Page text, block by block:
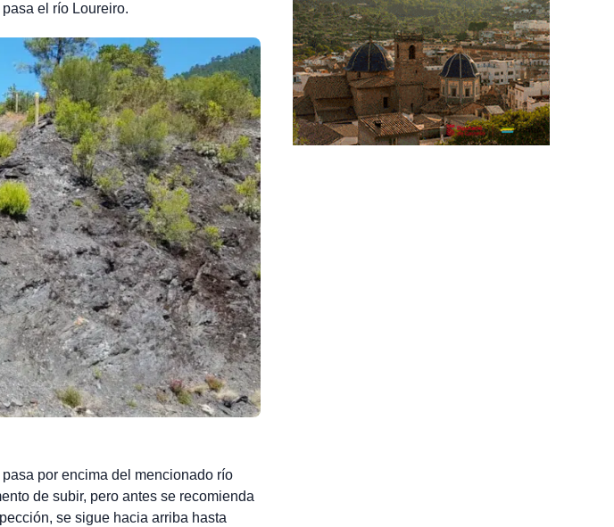
el río Loureiro.
por encima del mencionado río
de subir, pero antes se recomienda
se sigue hacia arriba hasta